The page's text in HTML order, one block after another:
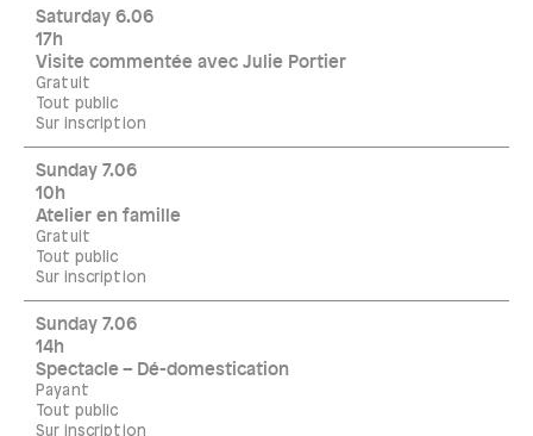
Saturday 6.06
17h
Visite commentée avec Julie Portier
Gratuit
Tout public
Sur inscription
Sunday 7.06
10h
Atelier en famille
Gratuit
Tout public
Sur inscription
Sunday 7.06
14h
Spectacle – Dé-domestication
Payant
Tout public
Sur inscription